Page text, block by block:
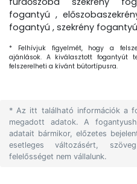
fogantyú ,
fogantyú , szekrény fogantyú
* Felhívjuk figyelmét, hogy a
ajánlások. A kiválasztott fogantyút
felszerelheti a kívánt bútortípusra.
* Az itt található információk a
megadott adatok. A
adatait bármikor, előzetes
esetleges változásért,
felelősséget nem vállalunk.